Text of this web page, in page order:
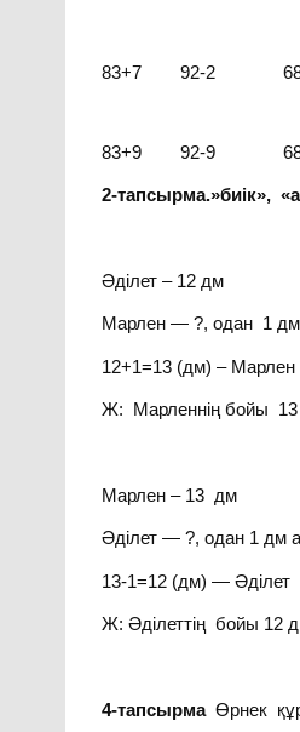
83+7 92-
83+9 92-
2-тапсырма.»биік»,
Әділет – 12 дм
Марлен — ?, одан 1
12+1=13 (дм) – Марлен
Ж: Марленнің бойы
Марлен – 13 дм
Әділет — ?, одан 1 дм
13-1=12 (дм) — Әділет
Ж: Әділеттің бойы 12
4-тапсырмаӨрнек